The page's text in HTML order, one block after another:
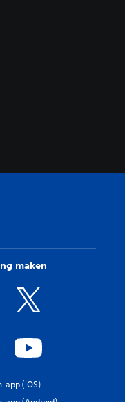
maken
app (iOS)